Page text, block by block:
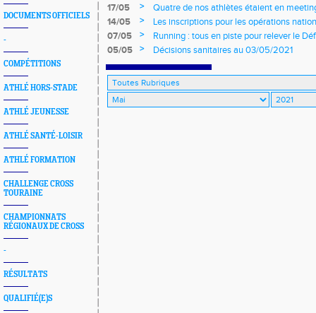
DOCUMENTS OFFICIELS
-
COMPÉTITIONS
ATHLÉ HORS-STADE
ATHLÉ JEUNESSE
ATHLÉ SANTÉ-LOISIR
ATHLÉ FORMATION
CHALLENGE CROSS
TOURAINE
CHAMPIONNATS
RÉGIONAUX DE CROSS
-
RÉSULTATS
QUALIFIÉ(E)S
17/05
>
Quatre de nos athlètes étaient en
14/05
>
Les inscriptions pour les opérations
ouvertes !
07/05 >
Running : tous en piste pour relever le
05/05
> Décisions sanitaires au 03/05/2021